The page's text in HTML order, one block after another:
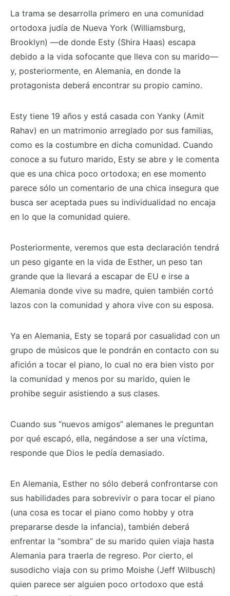
La trama se desarrolla primero en una comunidad
ortodoxa judía de Nueva York (Williamsburg,
Brooklyn) —de donde Esty (Shira Haas) escapa
debido a la vida sofocante que lleva con su marido—
y, posteriormente, en Alemania, en donde la
protagonista deberá encontrar su propio camino.
Esty tiene 19 años y está casada con Yanky (Amit
Rahav) en un matrimonio arreglado por sus familias,
como es la costumbre en dicha comunidad. Cuando
conoce a su futuro marido, Esty se abre y le comenta
que es una chica poco ortodoxa; en ese momento
parece sólo un comentario de una chica insegura que
busca ser aceptada pues su individualidad no encaja
en lo que la comunidad quiere.
Posteriormente, veremos que esta declaración tendrá
un peso gigante en la vida de Esther, un peso tan
grande que la llevará a escapar de EU e irse a
Alemania donde vive su madre, quien también cortó
lazos con la comunidad y ahora vive con su esposa.
Ya en Alemania, Esty se topará por casualidad con un
grupo de músicos que le pondrán en contacto con su
afición a tocar el piano, lo cual no era bien visto por
la comunidad y menos por su marido, quien le
prohibe seguir asistiendo a sus clases.
Cuando sus “nuevos amigos” alemanes le preguntan
por qué escapó, ella, negándose a ser una víctima,
responde que Dios le pedía demasiado.
En Alemania, Esther no sólo deberá confrontarse con
sus habilidades para sobrevivir o para tocar el piano
(una cosa es tocar el piano como hobby y otra
prepararse desde la infancia), también deberá
enfrentar la “sombra” de su marido quien viaja hasta
Alemania para traerla de regreso. Por cierto, el
susodicho viaja con su primo Moishe (Jeff Wilbusch)
quien parece ser alguien poco ortodoxo que está